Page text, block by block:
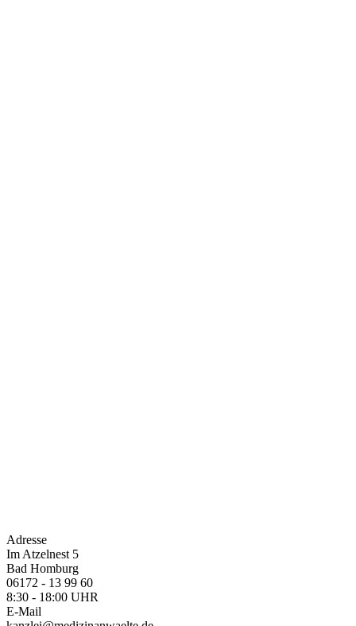
Adresse
Im Atzelnest 5
Bad Homburg
06172 - 13 99 60
8:30 - 18:00 UHR
E-Mail